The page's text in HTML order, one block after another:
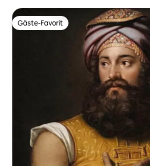
Gäste-Favorit
Gäste-Favorit